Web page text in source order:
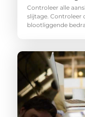
Controleer alle
slijtage. Controleer
blootliggende